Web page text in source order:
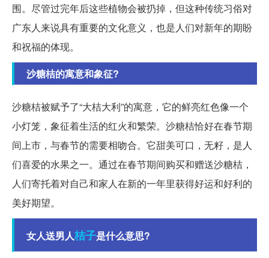
围。尽管过完年后这些植物会被扔掉，但这种传统习俗对
广东人来说具有重要的文化意义，也是人们对新年的期盼
和祝福的体现。
沙糖桔的寓意和象征?
沙糖桔被赋予了“大桔大利”的寓意，它的鲜亮红色像一个
小灯笼，象征着生活的红火和繁荣。沙糖桔恰好在春节期
间上市，与春节的需要相吻合。它甜美可口，无籽，是人
们喜爱的水果之一。通过在春节期间购买和赠送沙糖桔，
人们寄托着对自己和家人在新的一年里获得好运和好利的
美好期望。
女人送男人桔子是什么意思?